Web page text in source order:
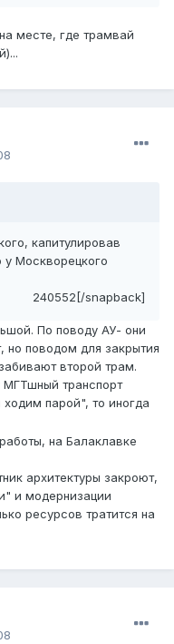
месте, где трамвай
капитулировав
Москворецкого
240552[/snapback]
По поводу АУ- они
поводом для закрытия
второй трам.
МГТшный транспорт
парой", то иногда
на Балаклавке
архитектуры закроют,
и модернизации
ресурсов тратится на